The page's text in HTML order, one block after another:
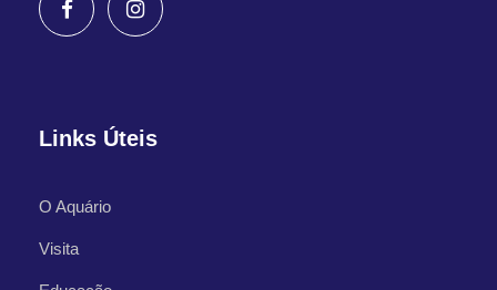
Links Úteis
O Aquário
Visita